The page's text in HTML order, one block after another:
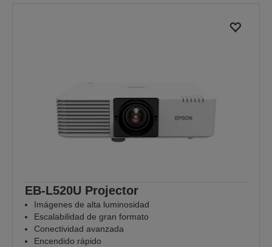
EB-L520U Projector
Imágenes de alta luminosidad
Escalabilidad de gran formato
Conectividad avanzada
Encendido rápido